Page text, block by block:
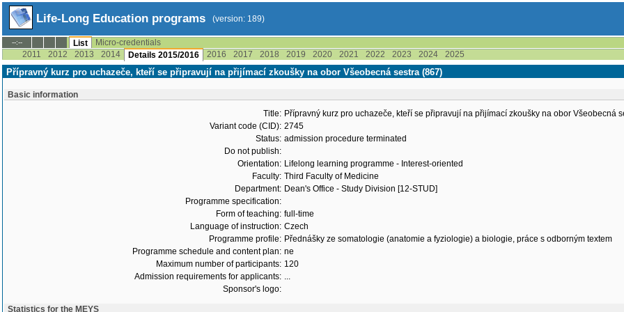
Life-Long Education programs (version: 189)
--:-- List
Micro-credentials
2011
2012 2013 2014 Details 2015/2016 2016 2017 2018 2019 2020 2021 2022 2023 2024 2025
Přípravný kurz pro uchazeče, kteří se připravují na přijímací zkoušky na obor Všeobecná sestra (867)
Basic information
Title: Přípravný kurz pro uchazeče, kteří se připravují na přijímací zkoušky na obor Všeobecná
Variant code (CID): 2745
Status: admission procedure terminated
Do not publish:
Orientation: Lifelong learning programme - Interest-oriented
Faculty: Third Faculty of Medicine
Department: Dean's Office - Study Division [12-STUD]
Programme specification:
Form of teaching: full-time
Language of instruction: Czech
Programme profile: Přednášky ze somatologie (anatomie a fyziologie) a biologie, práce s odborným textem
Programme schedule and content plan: ne
Maximum number of participants: 120
Admission requirements for applicants: ...
Sponsor's logo:
Statistics for the MEYS